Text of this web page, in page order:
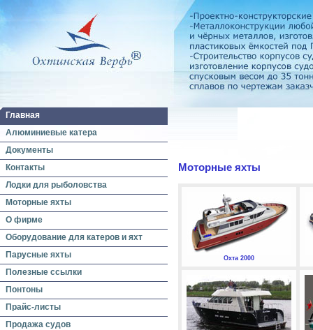
Главная
Алюминиевые катера
Документы
Контакты
Лодки для рыболовства
Моторные яхты
О фирме
Оборудование для катеров и яхт
Парусные яхты
Полезные ссылки
Понтоны
Прайс-листы
Продажа судов
Моторные яхты
Охта 2000